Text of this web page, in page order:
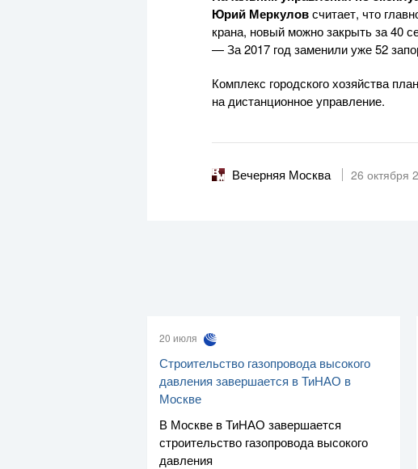
Юрий Меркуловсчитает, что
крана, новый можно закрыть за 40
— За 2017 год заменили уже 52
Комплекс городского хозяйства
на дистанционное управление.
Вечерняя Москва 26 октября
20 июля
Строительство газопровода высокого
давления завершается в ТиНАО в
Москве
В Москве в ТиНАО завершается
строительство газопровода высокого
давления